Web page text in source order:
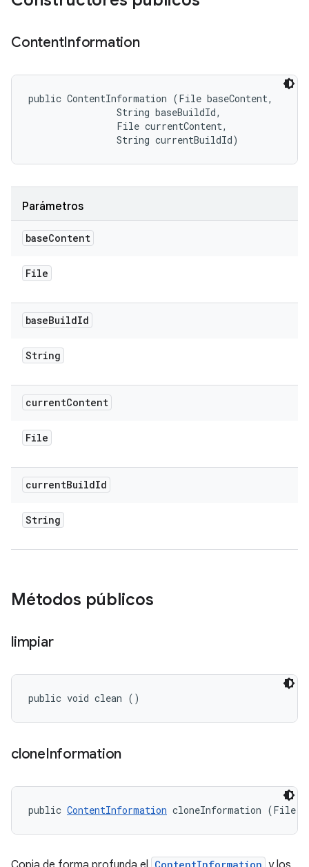
ContentInformation
public ContentInformation (File baseContent,
                String baseBuildId,
                File currentContent,
                String currentBuildId)
Parámetros
baseContent
File
baseBuildId
String
currentContent
File
currentBuildId
String
Métodos públicos
limpiar
public void clean ()
cloneInformation
public ContentInformation cloneInformation (File